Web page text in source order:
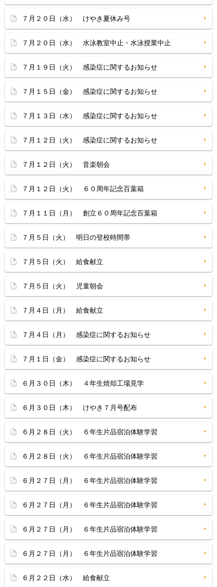
７月２０日（水） けやき夏休み号
７月２０日（水） 水泳教室中止・水泳授業中止
７月１９日（火） 感染症に関するお知らせ
７月１５日（金） 感染症に関するお知らせ
７月１３日（水） 感染症に関するお知らせ
７月１２日（火） 感染症に関するお知らせ
７月１２日（火） 音楽朝会
７月１２日（火） ６０周年記念百葉箱
７月１１日（月） 創立６０周年記念百葉箱
７月５日（火） 明日の登校時間帯
７月５日（火） 給食献立
７月５日（火） 児童朝会
７月４日（月） 給食献立
７月４日（月） 感染症に関するお知らせ
７月１日（金） 感染症に関するお知らせ
６月３０日（木） ４年生焼却工場見学
６月３０日（木） けやき７月号配布
６月２８日（火） ６年生片品宿泊体験学習
６月２８日（火） ６年生片品宿泊体験学習
６月２７日（月） ６年生片品宿泊体験学習
６月２７日（月） ６年生片品宿泊体験学習
６月２７日（月） ６年生片品宿泊体験学習
６月２７日（月） ６年生片品宿泊体験学習
６月２２日（水） 給食献立